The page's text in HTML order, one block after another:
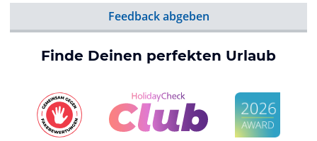
Feedback abgeben
Finde Deinen perfekten Urlaub